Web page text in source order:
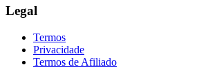
Legal
Termos
Privacidade
Termos de Afiliado